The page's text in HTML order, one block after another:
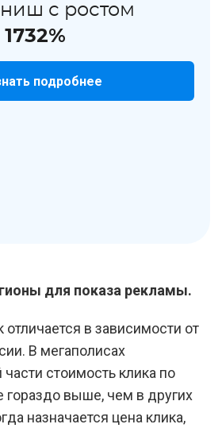
с ростом
подробнее
для показа рекламы.
отличается в зависимости от
В мегаполисах
части стоимость клика по
гораздо выше, чем в других
назначается цена клика,